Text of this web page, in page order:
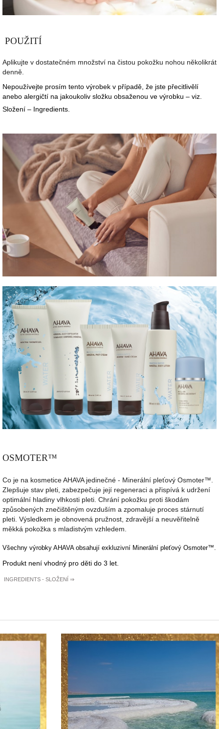
POUŽITÍ
Aplikujte v dostatečném množství na čistou pokožku nohou několikrát
denně.
Nepoužívejte prosím tento výrobek v případě, že jste přecitlivělí
anebo alergičtí na jakoukoliv složku obsaženou ve výrobku – viz.
Složení – Ingredients.
OSMOTER™
Co je na kosmetice AHAVA jedinečné - Minerální pleťový Osmoter™.
Zlepšuje stav pleti, zabezpečuje její regeneraci a přispívá k udržení
optimální hladiny vlhkosti pleti. Chrání pokožku proti škodám
způsobených znečištěným ovzduším a zpomaluje proces stárnutí
pleti. Výsledkem je obnovená pružnost, zdravější a neuvěřitelně
měkká pokožka s mladistvým vzhledem.
Všechny výrobky AHAVA obsahují exkluzivní Minerální pleťový Osmoter™.
Produkt není vhodný pro děti do 3 let.
INGREDIENTS - SLOŽENÍ ⇒